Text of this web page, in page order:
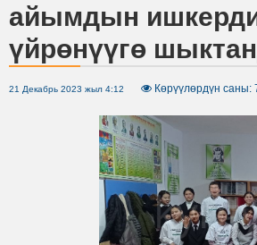
айымдын
үйрөнүүгө
21 Декабрь 2023 жыл 4:12 Көрүүлөрдүн саны: